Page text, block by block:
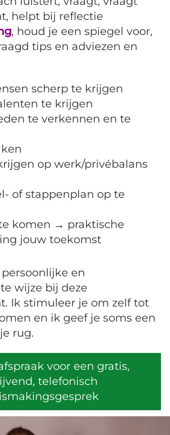
helpt bij reflectie
, houd je een spiegel voor,
tips en adviezen en
scherp te krijgen
te krijgen
te verkennen en te
op werk/privébalans
of stappenplan op te
komen → praktische
jouw toekomst
en
wijze bij deze
Ik stimuleer je om zelf tot
en ik geef je soms een
rug.
voor een gratis,
telefonisch